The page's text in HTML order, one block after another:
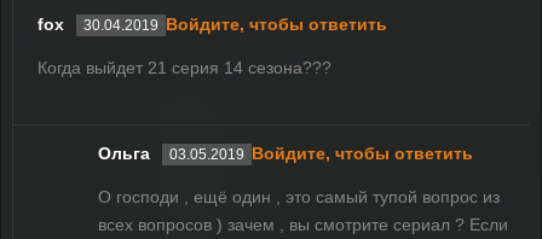
fox 30.04.2019 Войдите, чтобы ответить
Когда выйдет 21 серия 14 сезона???
Ольга 03.05.2019 Войдите, чтобы ответить
О господи , ещё один , это самый тупой вопрос из
всех вопросов ) зачем , вы смотрите сериал ? Если